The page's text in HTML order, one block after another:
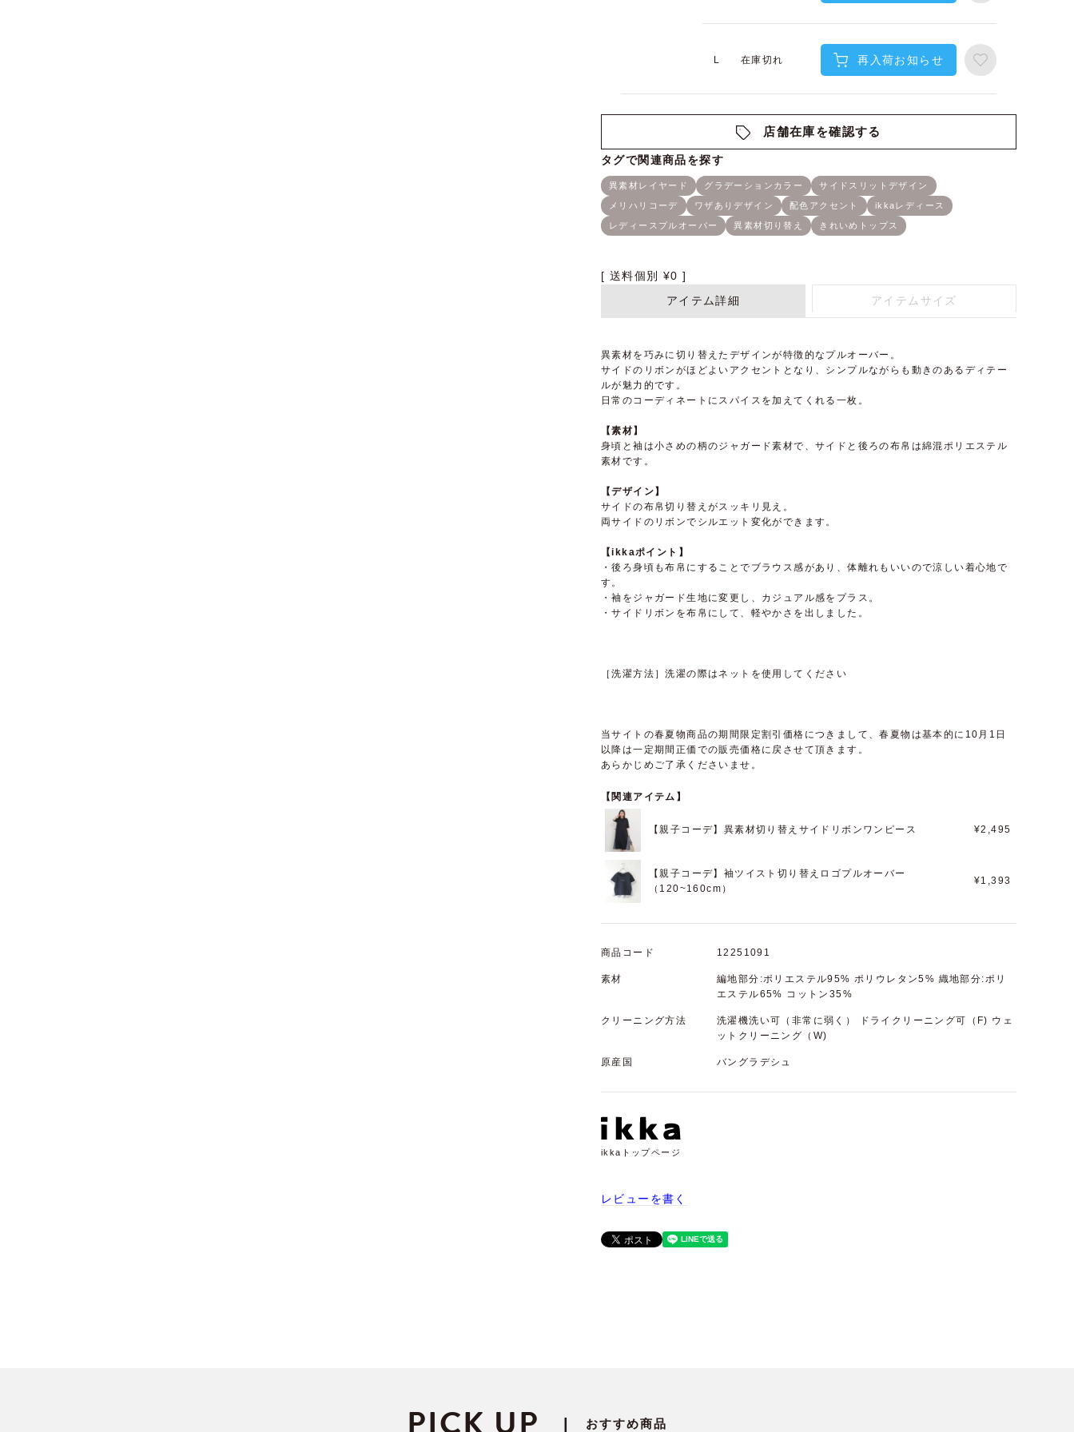
L 在庫切れ 再入荷お知らせ
店舗在庫を確認する
送料個別 ¥0
アイテム詳細
アイテムサイズ
異素材を巧みに切り替えたデザインが特徴的なプルオーバー。
サイドのリボンがほどよいアクセントとなり、シンプルながらも動きのあるディテー
ルが魅力的です。
日常のコーディネートにスパイスを加えてくれる一枚。
【素材】
身頃と袖は小さめの柄のジャガード素材で、サイドと後ろの布帛は綿混ポリエステル
素材です。
【デザイン】
サイドの布帛切り替えがスッキリ見え。
両サイドのリボンでシルエット変化ができます。
【ikkaポイント】
・後ろ身頃も布帛にすることでブラウス感があり、体離れもいいので涼しい着心地で
す。
・袖をジャガード生地に変更し、カジュアル感をプラス。
・サイドリボンを布帛にして、軽やかさを出しました。
［洗濯方法］洗濯の際はネットを使用してください
当サイトの春夏物商品の期間限定割引価格につきまして、春夏物は基本的に10月1日
以降は一定期間正価での販売価格に戻させて頂きます。
あらかじめご了承くださいませ。
【関連アイテム】
【親子コーデ】異素材切り替えサイドリボンワンピース ¥2,495
【親子コーデ】袖ツイスト切り替えロゴプルオーバー
（120~160cm）
¥1,393
商品コード 12251091
素材
編地部分:ポリエステル95% ポリウレタン5% 織地部分:ポリ
エステル65% コットン35%
クリーニング方法
洗濯機洗い可（非常に弱く） ドライクリーニング可（F) ウェ
ットクリーニング（W)
原産国 バングラデシュ
ikkaトップページ
レビューを書く
おすすめ商品